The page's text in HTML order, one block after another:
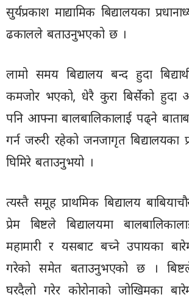
सुर्यप्रकाश माद्यामिक बिद्यालयका
ढकालले बताउनुभएको छ ।
लामो समय बिद्यालय बन्द हुदा
कमजोर भएको, धेरै कुरा बिर्सेको हुदा
पनि आफ्ना बालबालिकालाई पढ्ने
गर्न जरुरी रहेको जनजागृत बिद्यालयका
घिमिरे बताउनुभयो ।
त्यस्तै समूह प्राथमिक बिद्यालय
प्रेम बिष्टले बिद्यालयमा
महामारी र यसबाट बच्ने उपायका
गरेको समेत बताउनुभएको छ ।
घरदैलो गरेर कोरोनाको जोखिमका